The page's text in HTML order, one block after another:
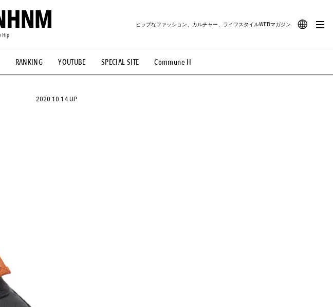
RANKING YOUTUBE SPECIAL SITE Commune H
ヒップなファッション、カルチャー、ライフスタイルWEBマガジン
#マイナーグッド図鑑 #路地裏てぃーん。 #MONTHLY JOURNAL
#FASHION #MUSIC #MOVIE #LIFESTYLE #SNEAKER #OUTDOOR
2020.10.14 UP